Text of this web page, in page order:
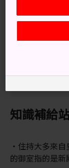
別錯過
御室櫻，
寺廟後
知識補給
住持大多來
的御室指的是